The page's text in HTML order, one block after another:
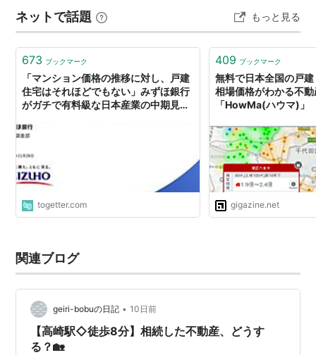
ネットで話題 もっと見る
673 ブックマーク
「マンション価格の推移に対し、戸建
住宅はそれほどでもない」みずほ銀行
がガチで有料級な日本産業の中期見通
togetter.com
409 ブックマーク
無料で日本全国の戸
相場価格がわかる不
「HowMa(ハウマ)」
gigazine.net
関連ブログ
geiri-bobuの日記 • 10日前
【高崎駅◇徒歩8分】相続した不動産、どうす
る？🏡